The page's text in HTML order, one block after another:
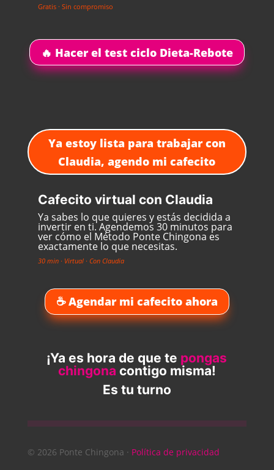
Gratis · Sin compromiso
🔥 Hacer el test ciclo Dieta-Rebote
Ya estoy lista para trabajar con
Claudia, agendo mi cafecito
Cafecito virtual con Claudia
Ya sabes lo que quieres y estás decidida a
invertir en ti. Agendemos 30 minutos para
ver cómo el Método Ponte Chingona es
exactamente lo que necesitas.
30 min · Virtual · Con Claudia
☕ Agendar mi cafecito ahora
¡Ya es hora de que te pongas
chingona contigo misma!
Es tu turno
© 2026 Ponte Chingona · Política de privacidad